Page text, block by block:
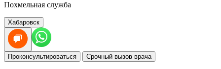
Похмельная служба
Хабаровск
Проконсультироваться Срочный вызов врача